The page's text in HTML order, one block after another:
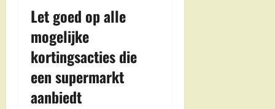
Let goed op alle
mogelijke
kortingsacties die
een supermarkt
aanbiedt